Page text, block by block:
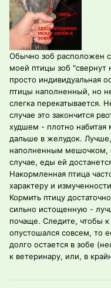
Обычно зоб расположен
моей птицы зоб "свернут
просто индивидуальная
птицы наполненный, но
слегка перекатывается.
случае это закончится
худшем - плотно набитая
дальше в желудок.
наполненным мешочком,
случае, еды ей
Накормленная птица
характеру и
Кормить птицу
сильно истощенную -
почаще. Следите, чтобы
опустошался совсем, то
долго остается в зобе
к ветеринару, или, в